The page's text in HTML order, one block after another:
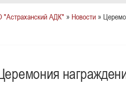
АДК" » Новости»